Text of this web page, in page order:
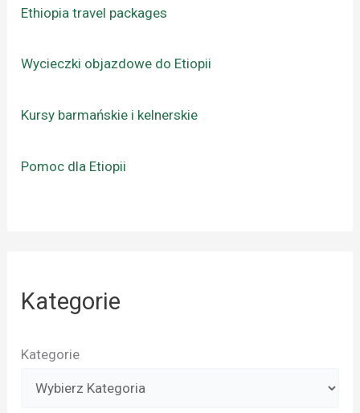
Ethiopia travel packages
Wycieczki objazdowe do Etiopii
Kursy barmańskie i kelnerskie
Pomoc dla Etiopii
Kategorie
Kategorie